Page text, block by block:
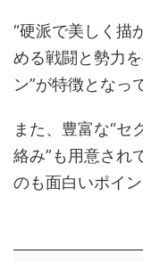
“硬派で美しく描
める戦闘と勢力
ン”が特徴となっ
また、豊富な“セ
絡み”も用意され
のも面白いポイン